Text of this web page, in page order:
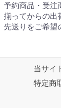
予約商品・受注
揃ってからの出
先送りをご希望
当サイ
特定商